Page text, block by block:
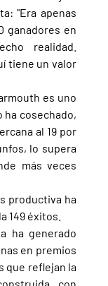
"Era apenas
ganadores en
realidad.
tiene un valor
es uno
ha cosechado,
al 19 por
lo supera
más veces
productiva ha
149 éxitos.
ha generado
en premios
que reflejan la